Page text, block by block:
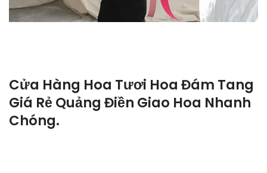
Cửa Hàng Hoa Tươi Hoa Đám Tang
Giá Rẻ Quảng Điền Giao Hoa Nhanh
Chóng.